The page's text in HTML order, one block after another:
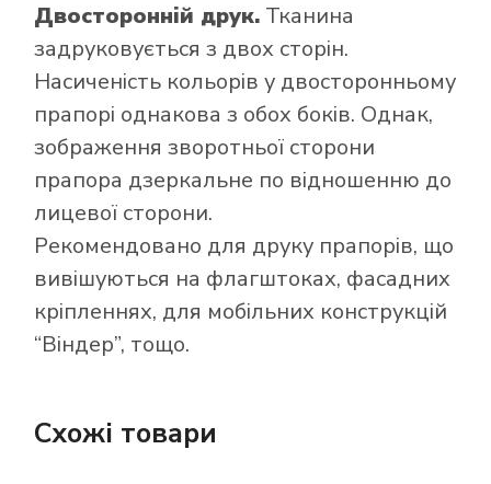
Двосторонній друк. Тканина
задруковується з двох сторін.
Насиченість кольорів у двосторонньому
прапорі однакова з обох боків. Однак,
зображення зворотньої сторони
прапора дзеркальне по відношенню до
лицевої сторони.
Рекомендовано для друку прапорів, що
вивішуються на флагштоках, фасадних
кріпленнях, для мобільних конструкцій
“Віндер”, тощо.
Схожі товари